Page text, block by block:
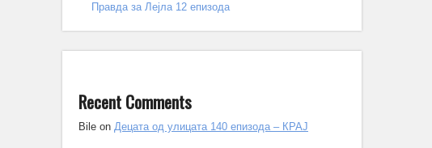
Правда за Лејла 12 епизода
Recent Comments
Bile on Децата од улицата 140 епизода – КРАЈ